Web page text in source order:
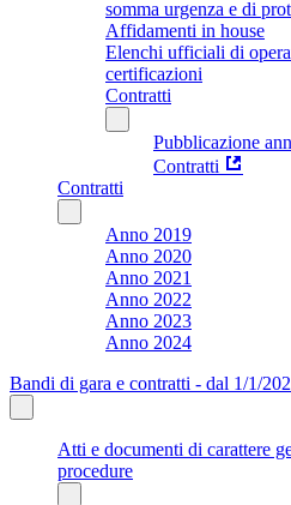
somma urgenza e di
Affidamenti in house
Elenchi ufficiali di
certificazioni
Contratti
Pubblicazione
Contratti
Contratti
Anno 2019
Anno 2020
Anno 2021
Anno 2022
Anno 2023
Anno 2024
Bandi di gara e contratti - dal 1/1/
Atti e documenti di carattere
procedure